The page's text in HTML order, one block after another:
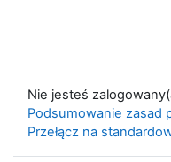
Nie jesteś
Podsumowanie zasad
Przełącz na